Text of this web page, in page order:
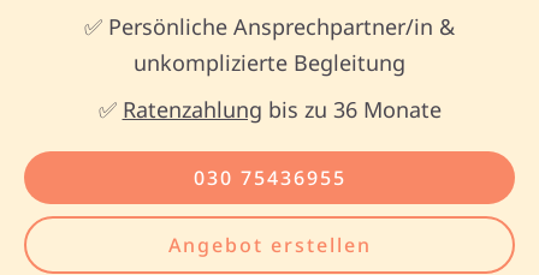
✅ Persönliche Ansprechpartner/in &
unkomplizierte Begleitung
✅ Ratenzahlung bis zu 36 Monate
030 75436955
Angebot erstellen